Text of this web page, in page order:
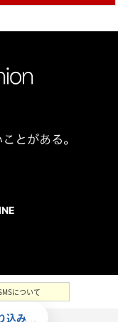
込み
について